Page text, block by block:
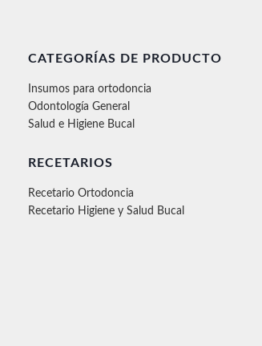
CATEGORÍAS DE PRODUCTO
Insumos para ortodoncia
Odontología General
Salud e Higiene Bucal
RECETARIOS
Recetario Ortodoncia
Recetario Higiene y Salud Bucal